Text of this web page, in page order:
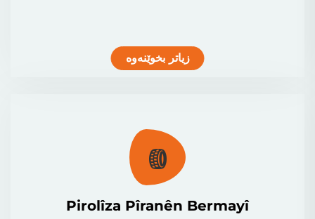
زیاتر بخوێنەوە
Pirolîza Pîranên Bermayî